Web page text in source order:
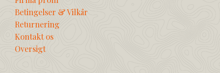
Betingelser & Vilkår
Returnering
Kontakt os
Oversigt